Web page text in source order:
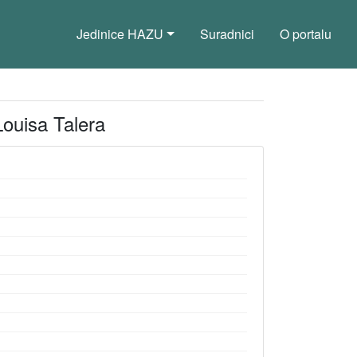
Jedinice HAZU Suradnici O portalu
Talera